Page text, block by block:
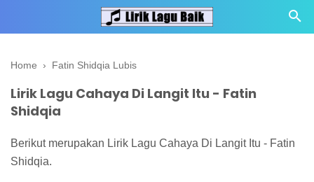
Home › Fatin Shidqia Lubis
Lirik Lagu Cahaya Di Langit Itu - Fatin
Shidqia
Berikut merupakan Lirik Lagu Cahaya Di Langit Itu - Fatin
Shidqia.